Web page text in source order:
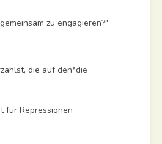
zu engagieren?"
die auf den*die
für Repressionen